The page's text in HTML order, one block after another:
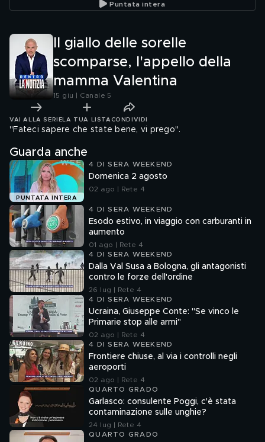
Puntata intera
Il giallo delle sorelle
scomparse, l'appello della
mamma Valentina
15 giu | Canale 5
VAI ALLA SERIE LA TUA LISTA CONDIVIDI
"Fateci sapere che state bene, vi prego".
Guarda anche
PUNTATA INTERA
4 DI SERA WEEKEND
Domenica 2 agosto
02 ago | Rete 4
4 DI SERA WEEKEND
Esodo estivo, in viaggio con carburanti in
aumento
01 ago | Rete 4
4 DI SERA WEEKEND
Dalla Val Susa a Bologna, gli antagonisti
contro le forze dell'ordine
26 lug | Rete 4
4 DI SERA WEEKEND
Ucraina, Giuseppe Conte: "Se vinco le
Primarie stop alle armi"
02 ago | Rete 4
4 DI SERA WEEKEND
Frontiere chiuse, al via i controlli negli
aeroporti
02 ago | Rete 4
QUARTO GRADO
Garlasco: consulente Poggi, c'è stata
contaminazione sulle unghie?
24 lug | Rete 4
QUARTO GRADO